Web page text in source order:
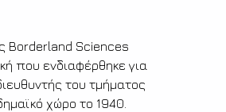
Borderland Sciences
που ενδιαφέρθηκε για
του τμήματος
χώρο το 1940.